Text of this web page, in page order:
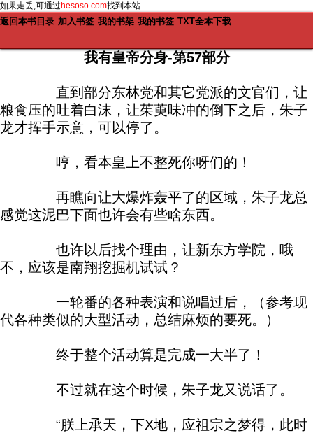
如果走丢,可通过hesoso.com找到本站.
返回本书目录 加入书签 我的书架 我的书签 TXT全本下载
我有皇帝分身-第57部分
直到部分东林党和其它党派的文官们，让
粮食压的吐着白沫，让茱萸味冲的倒下之后，朱子
龙才挥手示意，可以停了。
哼，看本皇上不整死你呀们的！
再瞧向让大爆炸轰平了的区域，朱子龙总
感觉这泥巴下面也许会有些啥东西。
也许以后找个理由，让新东方学院，哦
不，应该是南翔挖掘机试试？
一轮番的各种表演和说唱过后，（参考现
代各种类似的大型活动，总结麻烦的要死。）
终于整个活动算是完成一大半了！
不过就在这个时候，朱子龙又说话了。
“朕上承天，下X地，应祖宗之梦得，此时